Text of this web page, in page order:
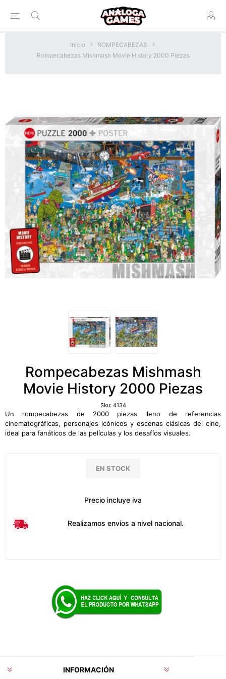
Inicio
ROMPECABEZAS
Rompecabezas Mishmash Movie History 2000 Piezas
Rompecabezas Mishmash
Movie History 2000 Piezas
Sku: 4134
Un rompecabezas de 2000 piezas lleno de referencias
cinematográficas, personajes icónicos y escenas clásicas del cine,
ideal para fanáticos de las películas y los desafíos visuales.
EN STOCK
Precio incluye iva
Realizamos envíos a nivel nacional.
INFORMACIÓN